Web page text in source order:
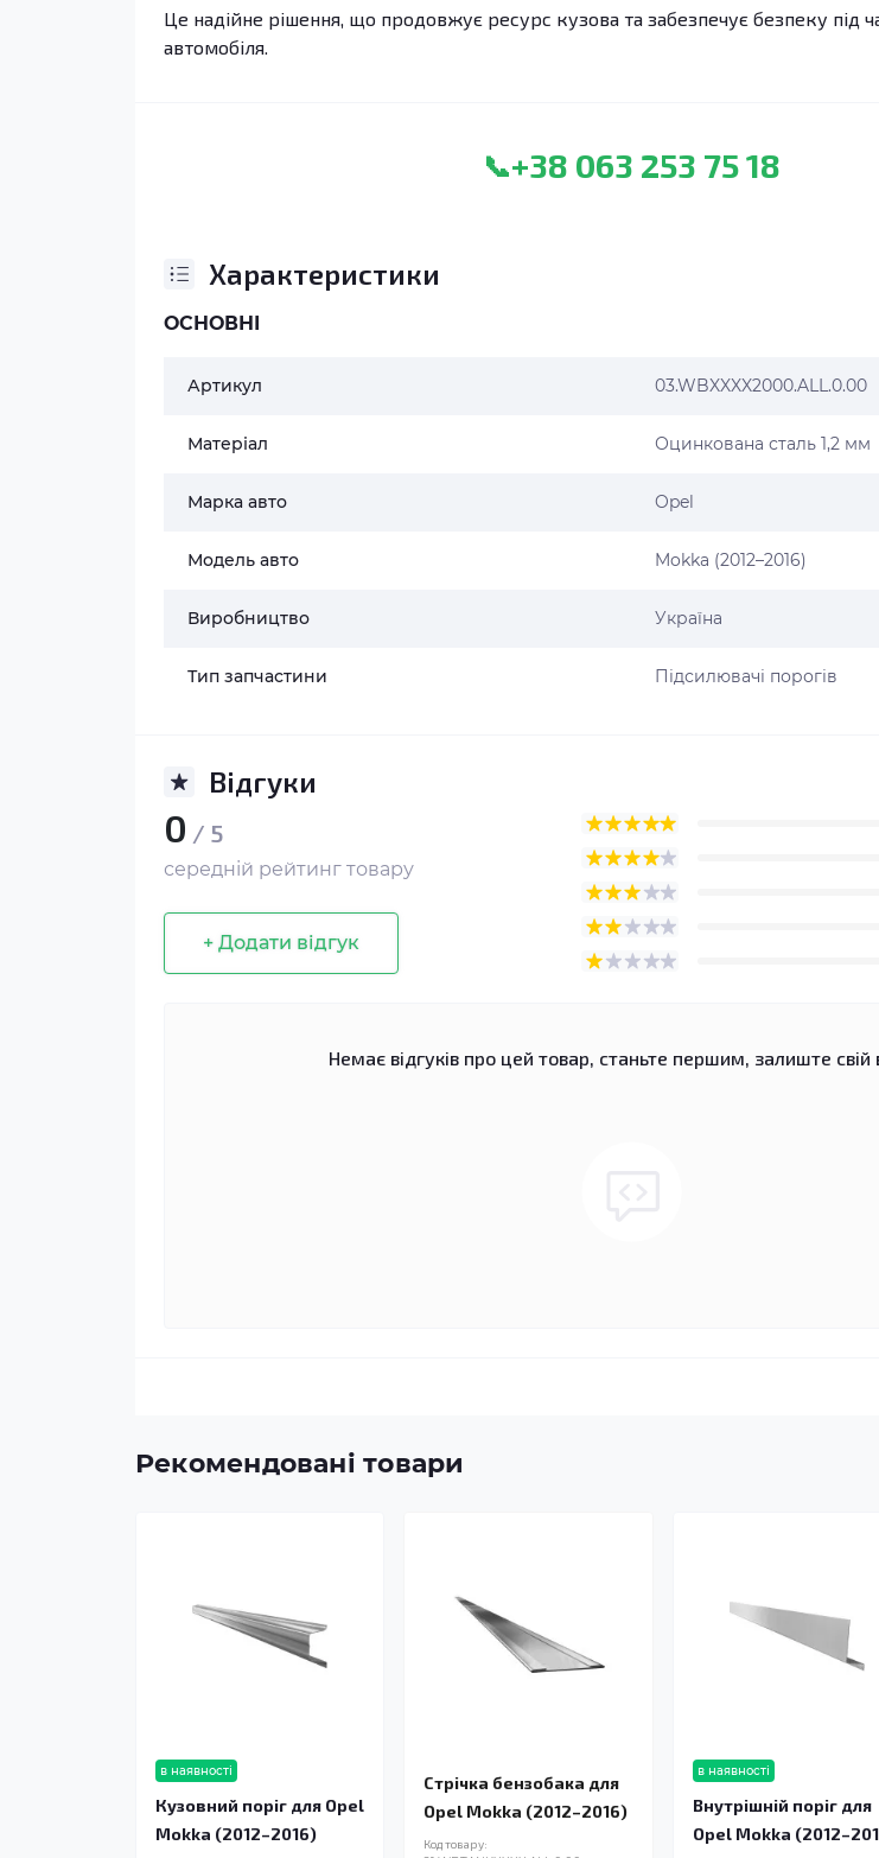
Це надійне рішення, що продовжує ресурс кузова та забезпечує безпеку під
автомобіля.
📞+38 063 253 75 18
Характеристики
ОСНОВНІ
Артикул 03.WBXXXX2000.ALL.0.00
Матеріал Оцинкована сталь 1,2 мм
Марка авто Opel
Модель авто Mokka (2012–2016)
Виробництво Україна
Тип запчастини Підсилювачі порогів
Відгуки
0 / 5
середній рейтинг товару
+ Додати відгук
Немає відгуків про цей товар, станьте першим, залиште свій
Рекомендовані товари
в наявності
Кузовний поріг для Opel
Mokka (2012–2016)
Стрічка бензобака для
Opel Mokka (2012–2016)
Код товару:
в наявності
Внутрішній поріг для
Opel Mokka